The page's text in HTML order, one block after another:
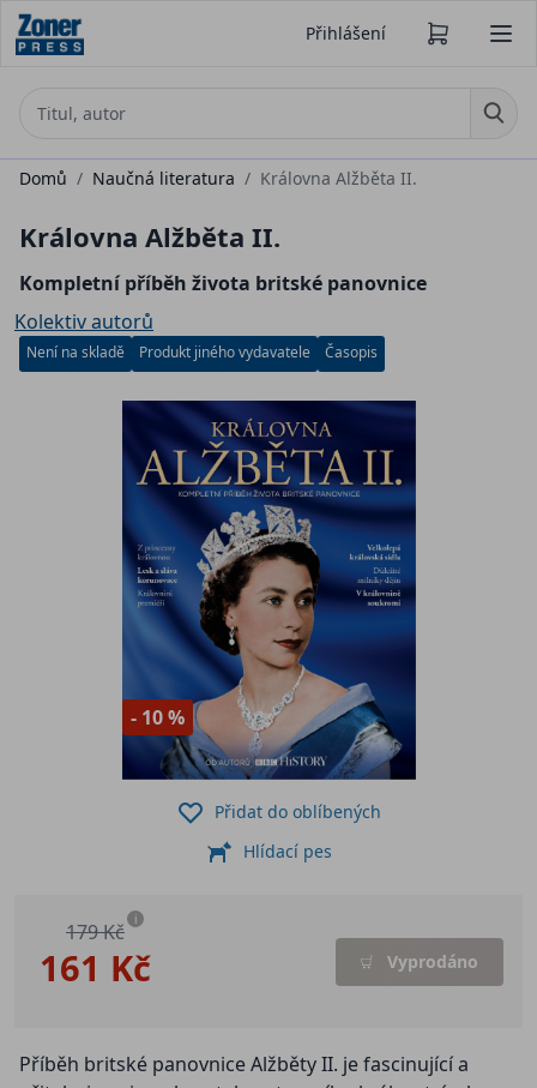
Přihlášení
Domů / Naučná literatura / Královna Alžběta II.
Královna Alžběta II.
Kompletní příběh života britské panovnice
Kolektiv autorů
Není na skladě Produkt jiného vydavatele Časopis
- 10 %
161 Kč
179 Kč i
Vyprodáno
Přidat do oblíbených
Hlídací pes
Příběh britské panovnice Alžběty II. je fascinující a